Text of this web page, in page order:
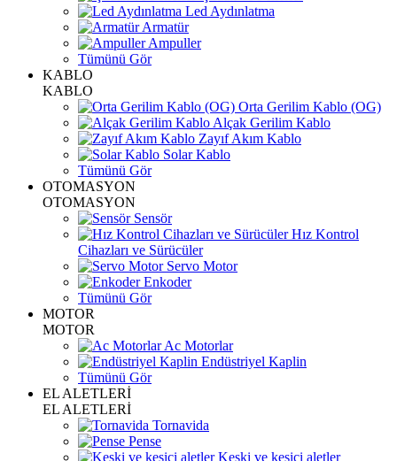
Led Aydınlatma
Armatür
Ampuller
Tümünü Gör
KABLO
KABLO
Orta Gerilim Kablo (OG)
Alçak Gerilim Kablo
Zayıf Akım Kablo
Solar Kablo
Tümünü Gör
OTOMASYON
OTOMASYON
Sensör
Hız Kontrol
Cihazları ve Sürücüler
Servo Motor
Enkoder
Tümünü Gör
MOTOR
MOTOR
Ac Motorlar
Endüstriyel Kaplin
Tümünü Gör
EL ALETLERİ
EL ALETLERİ
Tornavida
Pense
Keski ve kesici aletler